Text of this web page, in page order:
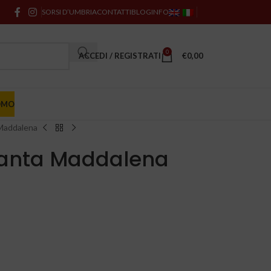
SORSI D’UMBRIACONTATTIBLOGINFO
ACCEDI / REGISTRATI 0 €0,00
Maddalena